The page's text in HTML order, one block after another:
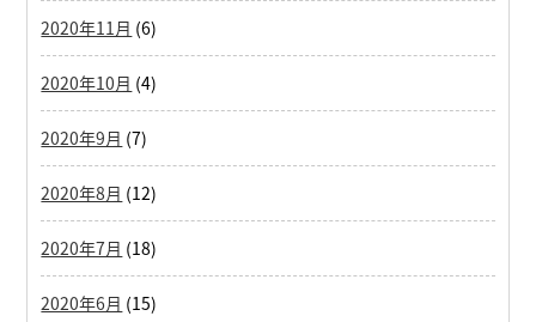
2020年11月 (6)
2020年10月 (4)
2020年9月 (7)
2020年8月 (12)
2020年7月 (18)
2020年6月 (15)